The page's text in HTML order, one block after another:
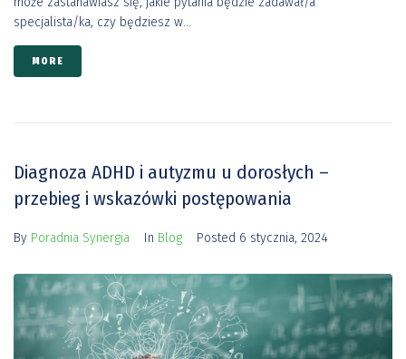
specjalista/ka, czy będziesz w...
MORE
Diagnoza ADHD i autyzmu u dorosłych –
przebieg i wskazówki postępowania
By Poradnia Synergia In Blog Posted 6 stycznia, 2024